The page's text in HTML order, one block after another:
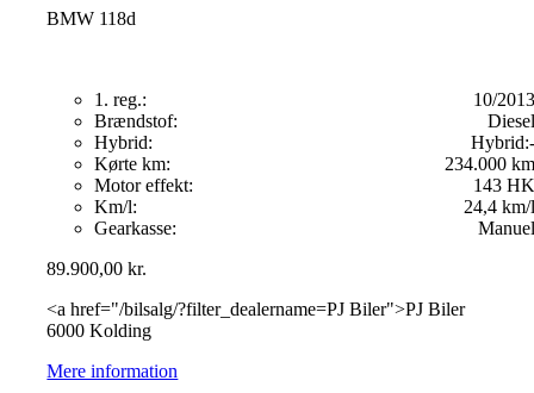
BMW 118d
1. reg.:
10/2013
Brændstof:
Diesel
Hybrid:
Hybrid:-
Kørte km:
234.000 km
Motor effekt:
143 HK
Km/l:
24,4 km/l
Gearkasse:
Manuel
89.900,00kr.
<a href="/bilsalg/?filter_dealername=PJ Biler">PJ Biler
6000 Kolding
Mere information